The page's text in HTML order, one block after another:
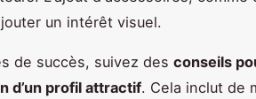
un intérêt visuel.
de succès, suivez des conseils
d’un profil attractif. Cela inclut de